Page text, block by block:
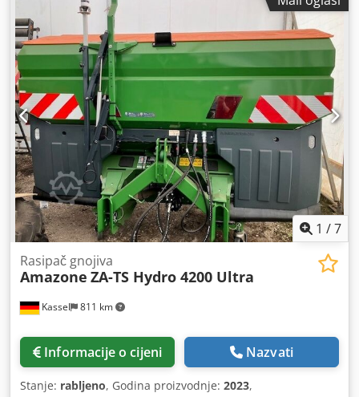
1 /7
Kassel 811 km
Rasipač gnojiva
Amazone ZA-TS Hydro 4200 Ultra
Informacije o cijeni Nazvati
Stanje: rabljeno, Godina proizvodnje: 2023,